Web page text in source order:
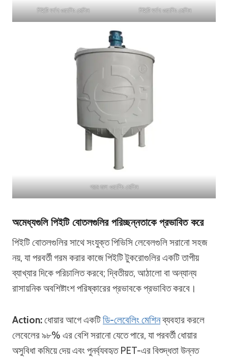
পিইটি ঘর্ষণ ওয়াশিং মেশিন পিইটি ঘর্ষণ ওয়াশিং মেশিন
গরম জল ওয়াশিং মেশিন
অমেধ্যগুলি পিইটি বোতলগুলির পরিচ্ছন্নতাকে প্রভাবিত করে
পিইটি বোতলগুলির সাথে সংযুক্ত পিভিসি লেবেলগুলি সরানো সহজ
নয়, যা পরবর্তী গরম করার কাজে পিইটি টুকরোগুলির একটি তাপীয়
ব্যাখ্যার দিকে পরিচালিত করবে; দ্বিতীয়ত, আঠালো বা অন্যান্য
রাসায়নিক অবশিষ্টাংশ পরিষ্কারের প্রভাবকে প্রভাবিত করবে।
Action:ধোয়ার আগে একটিডি-লেবেলিং মেশিনব্যবহার করলে
লেবেলের ৯৮% এর বেশি সরানো যেতে পারে, যা পরবর্তী ধোয়ার
অসুবিধা কমিয়ে দেয় এবং পুনর্ব্যবহৃত PET-এর বিশুদ্ধতা উন্নত